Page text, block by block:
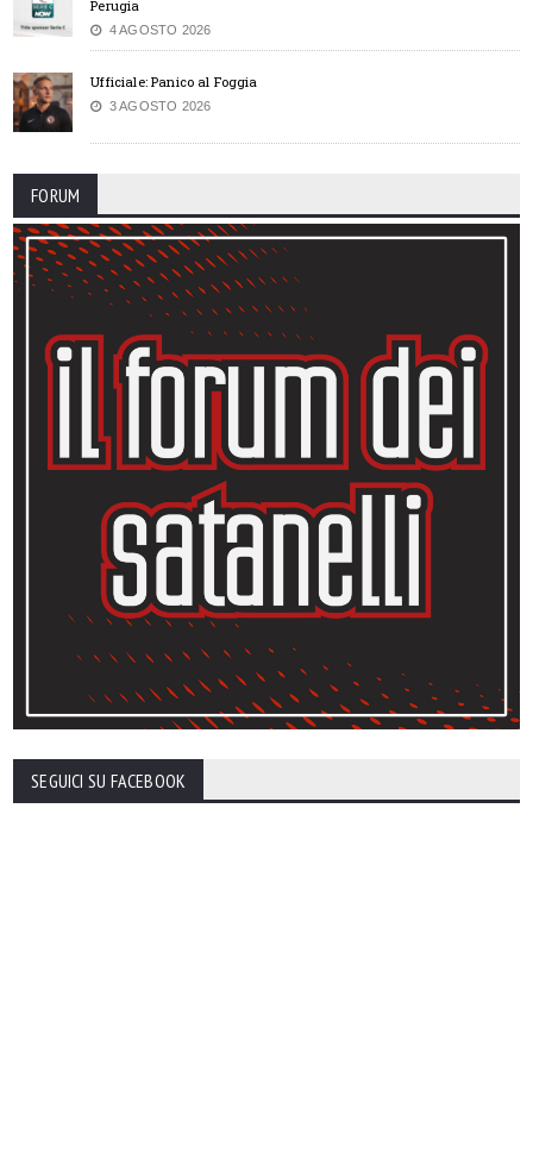
Perugia
4 AGOSTO 2026
Ufficiale: Panico al Foggia
3 AGOSTO 2026
FORUM
SEGUICI SU FACEBOOK